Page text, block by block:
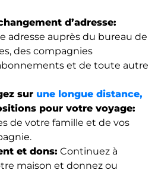
d’adresse:
adresse auprès du bureau de
des compagnies
et de toute autre
sur une longue distance,
pour votre voyage:
de votre famille et de vos
et dons: Continuez à
maison et donnez ou